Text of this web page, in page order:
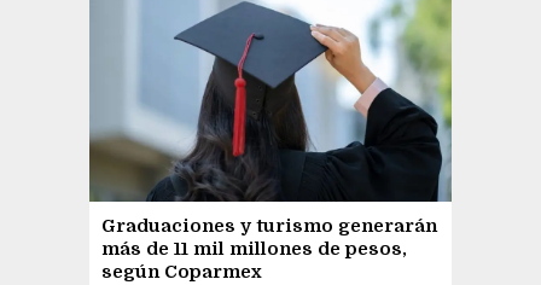
Graduaciones y turismo generarán
más de 11 mil millones de pesos,
según Coparmex